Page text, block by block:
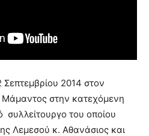
Σεπτεμβρίου 2014 στον
Μάμαντος στην κατεχόμενη
του οποίου
Λεμεσού κ. Αθανάσιος και